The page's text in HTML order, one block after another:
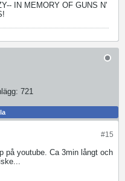
IN MEMORY OF GUNS N'
721
#15
på youtube. Ca 3min långt och